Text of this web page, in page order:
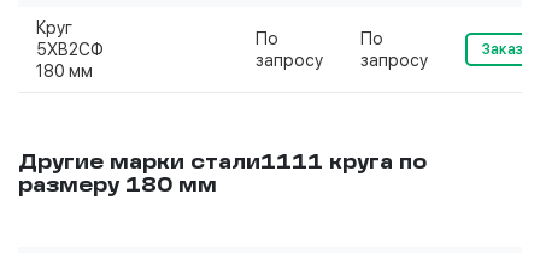
Круг
5ХВ2СФ
180 мм
По
запросу
По
запросу
Другие марки стали1111 круга по
размеру 180 мм